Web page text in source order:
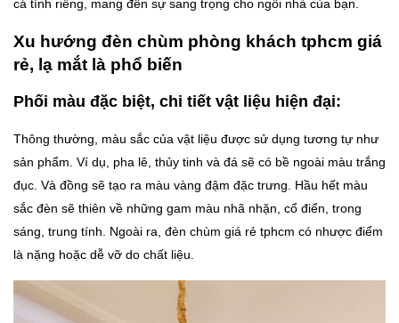
cá tính riêng, mang đến sự sang trọng cho ngôi nhà của bạn.
Xu hướng đèn chùm phòng khách tphcm giá
rẻ, lạ mắt là phổ biến
Phối màu đặc biệt, chi tiết vật liệu hiện đại:
Thông thường, màu sắc của vật liệu được sử dụng tương tự như
sản phẩm. Ví dụ, pha lê, thủy tinh và đá sẽ có bề ngoài màu trắng
đục. Và đồng sẽ tạo ra màu vàng đậm đặc trưng. Hầu hết màu
sắc đèn sẽ thiên về những gam màu nhã nhặn, cổ điển, trong
sáng, trung tính. Ngoài ra, đèn chùm giá rẻ tphcm có nhược điểm
là nặng hoặc dễ vỡ do chất liệu.